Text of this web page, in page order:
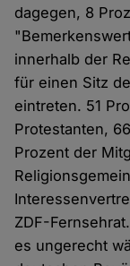
dagegen, 8
innerhalb der
für einen Sitz
eintreten. 51
Protestanten,
Prozent der
ZDF-
es ungerecht